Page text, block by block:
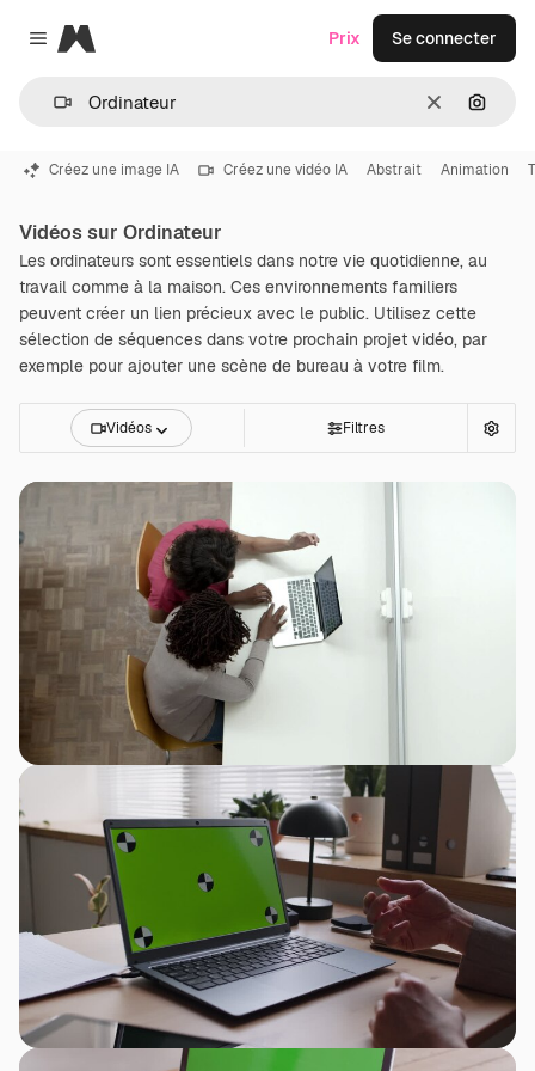
Close menu
Magnific
Effacer
Prix Se connecter
Créez une image IA Créez une vidéo IA Abstrait Animation
Vidéos sur Ordinateur
Les ordinateurs sont essentiels dans notre vie quotidienne, au
travail comme à la maison. Ces environnements familiers
peuvent créer un lien précieux avec le public. Utilisez cette
sélection de séquences dans votre prochain projet vidéo, par
exemple pour ajouter une scène de bureau à votre film.
Vidéos Filtres